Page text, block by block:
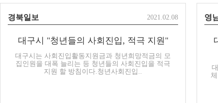
경북일보 2021.02.08
대구시 "청년들의 사회진입, 적극 지원"
대구시는 사회진입활동지원금과 청년희망적금의 모
집인원을 대폭 늘리는 등 청년들의 사회진입을 적극
지원 할 방침이다.청년사회진입..
영